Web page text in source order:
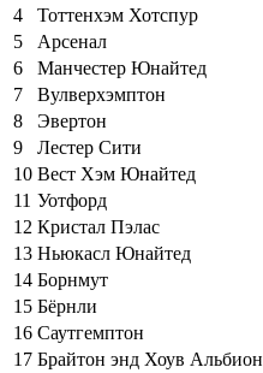
4
Тоттенхэм Хотспур
5
Арсенал
6
Манчестер Юнайтед
7
Вулверхэмптон
8
Эвертон
9
Лестер Сити
10 Вест Хэм Юнайтед
11 Уотфорд
12 Кристал Пэлас
13 Ньюкасл Юнайтед
14 Борнмут
15 Бёрнли
16 Саутгемптон
17 Брайтон энд Хоув Альбион